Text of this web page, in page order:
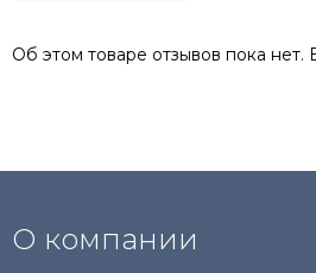
Об этом товаре отзывов пока нет.
О компании